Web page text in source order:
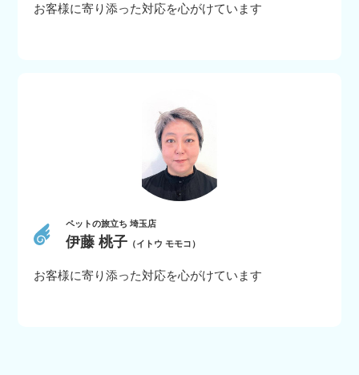
お客様に寄り添った対応を心がけています
ペットの旅立ち 埼玉店
伊藤 桃子 （イトウ モモコ）
お客様に寄り添った対応を心がけています